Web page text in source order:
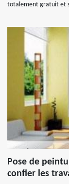
totalement gratuit et
Pose de
confier les